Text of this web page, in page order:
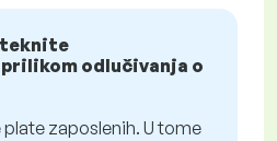
odlučivanja o
zaposlenih. U tome